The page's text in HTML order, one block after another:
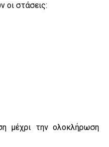
οι στάσεις:
μέχρι την ολοκλήρωση